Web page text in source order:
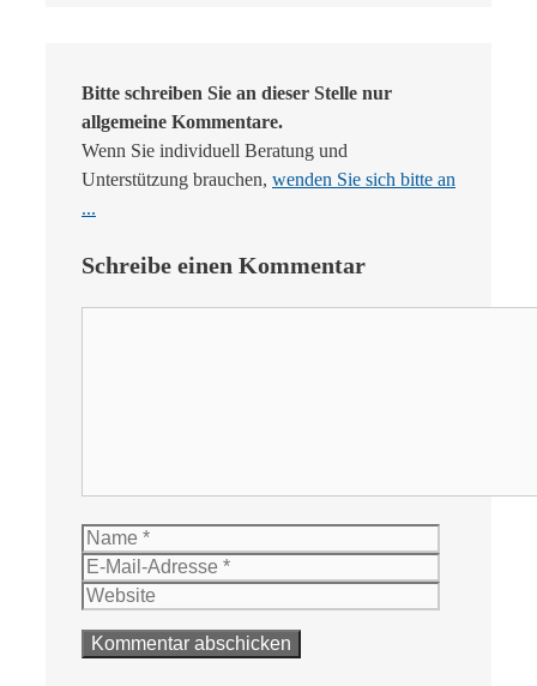
Bitte schreiben Sie an dieser Stelle nur
allgemeine Kommentare.
Wenn Sie individuell Beratung und
Unterstützung brauchen, wenden Sie sich bitte an
...
Schreibe einen Kommentar
Name